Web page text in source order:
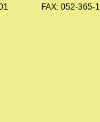
1501 FAX: 052-365-